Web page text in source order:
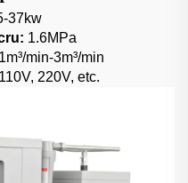
37kw
1.6MPa
1m³/min-3m³/min
220V, etc.